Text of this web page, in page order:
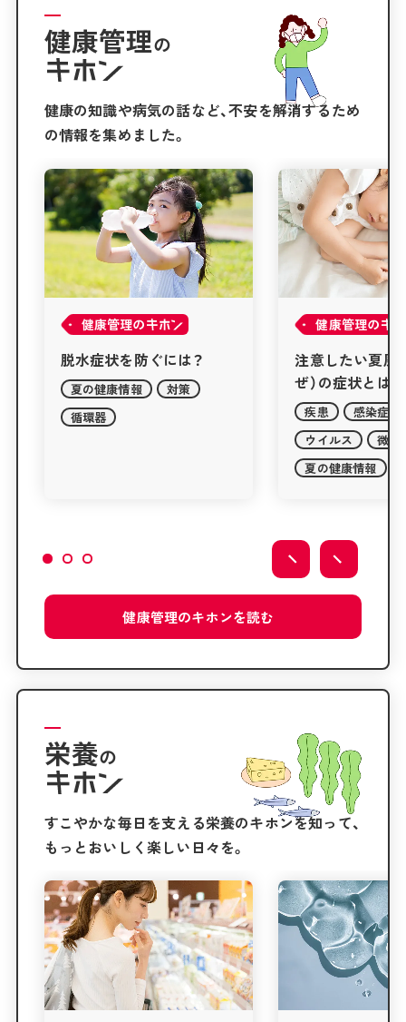
健康管理の
健康の知識や病気の話など、不安を解消するため
の情報を集めました。
健康管理の
注意したい夏風邪（なつか
ぜ）の症状とは？
疾患
健康管理の
下痢・軟便の症
は？
疾患
腸内環境
腸内フローラ
健康管理のキホンを読む
栄養の
すこやかな毎日を支える栄養のキホンを知って、
もっとおいしく楽しい日々を。